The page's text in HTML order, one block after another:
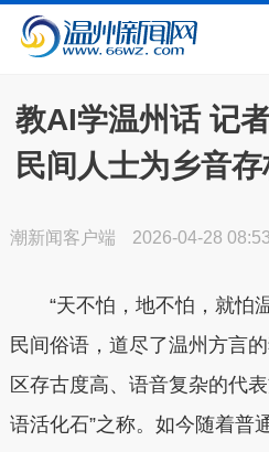
教AI学温州话 记
民间人士为乡音
潮新闻客户端 2026-04-28
“天不怕，地不怕，就怕温
民间俗语，道尽了温州方言
区存古度高、语音复杂的代
语活化石”之称。如今随着普